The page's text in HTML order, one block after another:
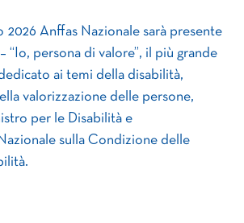
2026 Anffas Nazionale sarà presente
“Io, persona di valore”, il più grande
ai temi della disabilità,
valorizzazione delle persone,
per le Disabilità e
sulla Condizione delle